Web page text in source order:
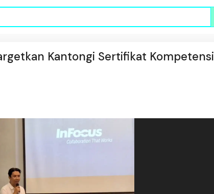
Kantongi Sertifikat Kompetensi